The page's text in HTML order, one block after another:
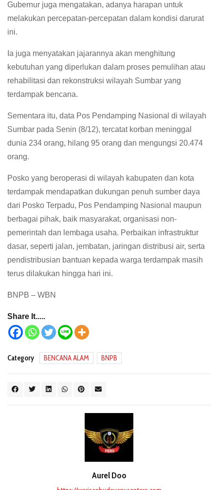
Gubernur juga mengatakan, adanya harapan untuk
melakukan percepatan-percepatan dalam kondisi darurat
ini.
Ia juga menyatakan jajarannya akan menghitung
kebutuhan yang diperlukan dalam proses pemulihan atau
rehabilitasi dan rekonstruksi wilayah Sumbar yang
terdampak bencana.
Sementara itu, data Pos Pendamping Nasional di wilayah
Sumbar pada Senin (8/12), tercatat korban meninggal
dunia 234 orang, hilang 95 orang dan mengungsi 20.474
orang.
Posko yang beroperasi di wilayah kabupaten dan kota
terdampak mendapatkan dukungan penuh sumber daya
dari Posko Terpadu, Pos Pendamping Nasional maupun
berbagai pihak, baik masyarakat, organisasi non-
pemerintah dan lembaga usaha. Perbaikan infrastruktur
dasar, seperti jalan, jembatan, jaringan distribusi air, serta
pendistribusian bantuan kepada warga terdampak masih
terus dilakukan hingga hari ini.
BNPB – WBN
Share It.....
Category BENCANA ALAM BNPB
Aurel Doo